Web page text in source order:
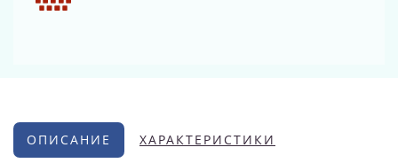
ОПИСАНИЕ ХАРАКТЕРИСТИКИ